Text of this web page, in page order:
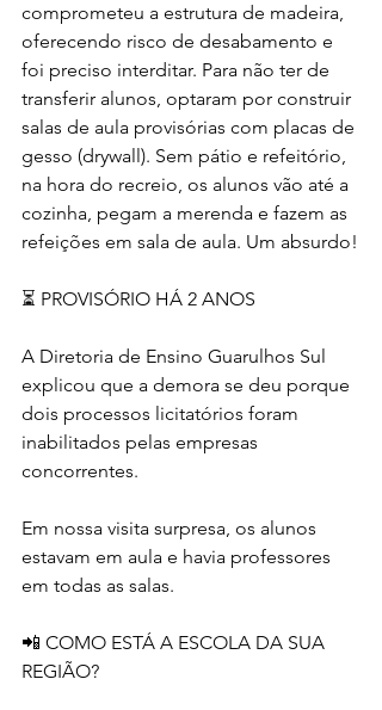
comprometeu a estrutura de madeira,
oferecendo risco de desabamento e
foi preciso interditar. Para não ter de
transferir alunos, optaram por construir
salas de aula provisórias com placas de
gesso (drywall). Sem pátio e refeitório,
na hora do recreio, os alunos vão até a
cozinha, pegam a merenda e fazem as
refeições em sala de aula. Um absurdo!
⏳ PROVISÓRIO HÁ 2 ANOS
A Diretoria de Ensino Guarulhos Sul
explicou que a demora se deu porque
dois processos licitatórios foram
inabilitados pelas empresas
concorrentes.
Em nossa visita surpresa, os alunos
estavam em aula e havia professores
em todas as salas.
📲 COMO ESTÁ A ESCOLA DA SUA
REGIÃO?